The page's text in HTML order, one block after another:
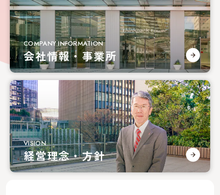
COMPANY INFORMATION
会社情報・事業所
VISION
経営理念・方針